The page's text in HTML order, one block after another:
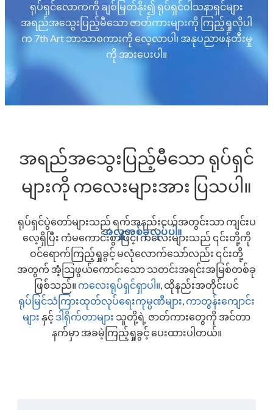
အလှူတစ်ခုလုပ်ပါ။
ရုပ်ရှင်လောကကို ချစ်မြတ်နိုး၍ ရုပ်ရှင်ဝါသနာရှင်များ
အရည်အသွေးပြည့်မီသော ဇာတ်ကားများကို ကြည့်ရှုလိုပါ
က 7th Art ဘာသာစကားကို လေ့လာပါ၊ အနုပညာဖန်တီးမှု
ကို အားပေးပါ။
အရည်အသွေးပြည့်မီသော ရုပ်ရှင်
များကို ကလေးများအား ပြသပါ။
ရုပ်ရှင်ပွဲတော်များသည် ရက်အနည်းငယ်အတွင်းသာ ကျင်းပ
လေ့ရှိပြီး ကံမကောင်းစွာဖြင့်၊ ကလေးများသည် ၎င်းတို့ကို
ဝင်ရောက်ကြည့်ရှုခွင့် မလုံလောက်သော်လည်း ၎င်းတို့
အတွက် အံ့သြဖွယ်ကောင်းသော သတင်းအရင်းအမြစ်တစ်ခု
ဖြစ်သည်။ ကလေးရုပ်ရှင်ရှာပါ။, ထိုနည်းအတိုင်းပင်
ရုပ်မြင်သံကြားထုတ်လုပ်ရေးကုမ္ပဏီများ, ကာတွန်းကျောင်း
များ နှင့် ဒါရိုက်တာများ သူတို့ရဲ့ ဇာတ်ကားတွေကို အင်တာ
နက်မှာ အခမဲ့ကြည့်ရှုခွင့် ပေးထားပါတယ်။